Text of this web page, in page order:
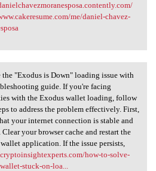
me/daniel-chavez-
the "Exodus is Down"
the "Exodus is Down" loading issue with
guide. If you're facing
with the Exodus wallet loading, follow
to address the problem effectively. First,
your internet connection is stable and
your browser cache and restart the
application. If the issue persists,
how-to-solve-
stuck-on-loa...